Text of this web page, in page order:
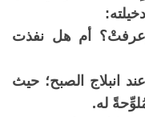
أم هل نفذت
انبلاج الصبح؛ حيث
له.